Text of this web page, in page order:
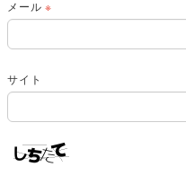
メール※
サイト